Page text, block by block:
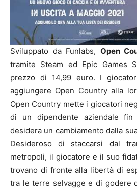
Sviluppato da Funlabs, Open
tramite Steam ed Epic Games
prezzo di 14,99 euro. I
aggiungere Open Country alla
Open Country mette i giocatori
di un dipendente aziendale fin
desidera un cambiamento dalla
Desideroso di staccarsi dal
metropoli, il giocatore e il suo
trovano di fronte alla libertà di
tra le terre selvagge e di godere